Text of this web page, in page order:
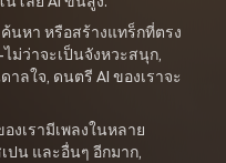
ค้นหา หรือสร้างแทร็กที่ตรง
ม่ว่าจะเป็นจังหวะสนุก,
ลใจ, ดนตรี AI ของเราจะ
งเรามีเพลงในหลาย
ปน และอื่นๆ อีกมาก,